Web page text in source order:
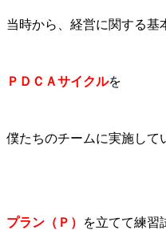
当時から、経営に関する基
ＰＤＣＡサイクルを
僕たちのチームに実施して
プラン（Ｐ） を立てて練習